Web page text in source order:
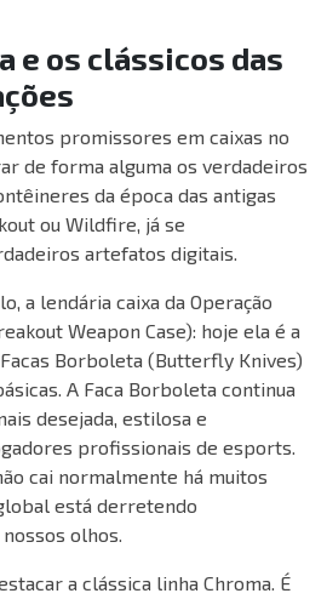
e os clássicos das
promissores em caixas no
de forma alguma os verdadeiros
da época das antigas
ou Wildfire, já se
artefatos digitais.
a lendária caixa da Operação
Weapon Case): hoje ela é a
Borboleta (Butterfly Knives)
A Faca Borboleta continua
desejada, estilosa e
profissionais de esports.
cai normalmente há muitos
está derretendo
olhos.
a clássica linha Chroma. É